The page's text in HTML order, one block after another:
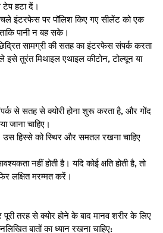
हटा दें।
इंटरफेस पर पॉलिश किए गए सीलेंट को एक
पानी न बह सके।
सामग्री की सतह का इंटरफेस संपर्क करता
इसे तुरंत मिथाइल एथाइल कीटोन, टोल्यून या
से सतह से क्योरी होना शुरू करता है, और गोंद
जाना चाहिए।
हिस्से को स्थिर और समतल रखना चाहिए
नहीं होती है। यदि कोई क्षति होती है, तो
लक्षित मरम्मत करें।
तरह से क्योर होने के बाद मानव शरीर के लिए
बातों का ध्यान रखना चाहिए: